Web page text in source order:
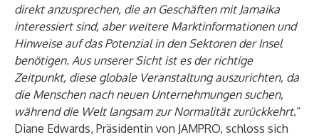
direkt anzusprechen, die an Geschäften mit Jamaika
interessiert sind, aber weitere Marktinformationen und
Hinweise auf das Potenzial in den Sektoren der Insel
benötigen. Aus unserer Sicht ist es der richtige
Zeitpunkt, diese globale Veranstaltung auszurichten, da
die Menschen nach neuen Unternehmungen suchen,
während die Welt langsam zur Normalität zurückkehrt.“
Diane Edwards, Präsidentin von JAMPRO, schloss sich